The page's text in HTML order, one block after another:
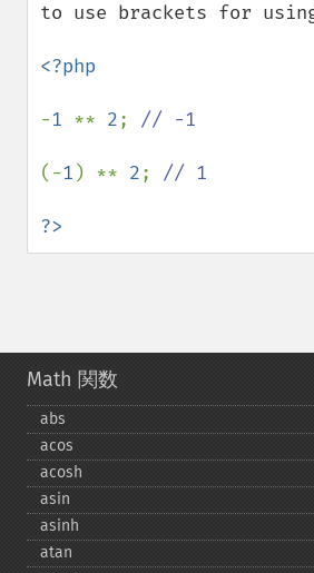
to use brackets for
<?php
-1 ** 2; // -1
(-1 ) ** 2; // 1
?>
Math 関数
abs
acos
acosh
asin
asinh
atan